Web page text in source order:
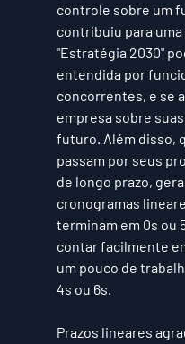
controle sobre um
contribuiu para
"Estratégia 2030"
entendida por
concorrentes, e se
empresa sobre
futuro. Além disso,
passam por seus
de longo prazo,
cronogramas
terminam em 0s ou
contar facilmente
um pouco de
4s ou 6s.
Prazos lineares